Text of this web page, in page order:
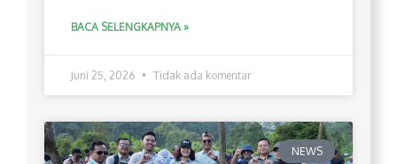
BACA SELENGKAPNYA »
Juni 25, 2026 Tidak ada komentar
NEWS